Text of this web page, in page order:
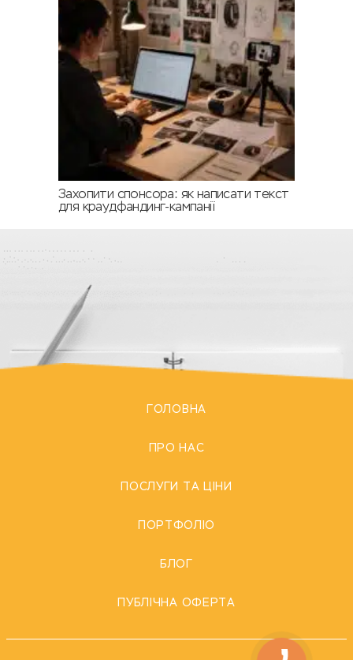
Захопити спонсора: як написати текст
для краудфандинг-кампанії
ГОЛОВНА
ПРО НАС
ПОСЛУГИ ТА ЦІНИ
ПОРТФОЛІО
БЛОГ
ПУБЛІЧНА ОФЕРТА